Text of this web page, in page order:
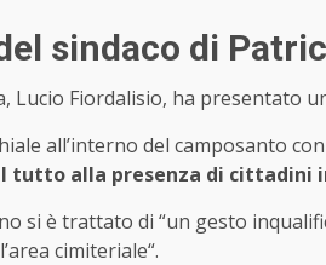
sindaco di
Lucio Fiordalisio, ha presentato
all’interno del camposanto
tutto alla presenza di cittadini
si è trattato di “un gesto
cimiteriale“.